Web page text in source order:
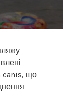
canis, що